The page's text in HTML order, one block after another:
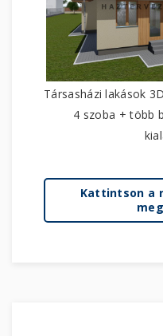
Társasházi lakások
4 szoba + több
Kattintson a